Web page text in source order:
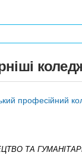
професійний
ТА